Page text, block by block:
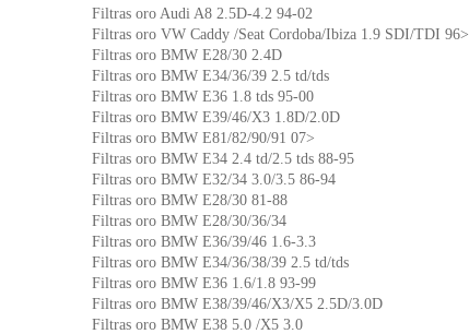
Filtras oro Audi A8 2.5D-4.2 94-02
Filtras oro VW Caddy /Seat Cordoba/Ibiza 1.9 SDI/TDI 96>
Filtras oro BMW E28/30 2.4D
Filtras oro BMW E34/36/39 2.5 td/tds
Filtras oro BMW E36 1.8 tds 95-00
Filtras oro BMW E39/46/X3 1.8D/2.0D
Filtras oro BMW E81/82/90/91 07>
Filtras oro BMW E34 2.4 td/2.5 tds 88-95
Filtras oro BMW E32/34 3.0/3.5 86-94
Filtras oro BMW E28/30 81-88
Filtras oro BMW E28/30/36/34
Filtras oro BMW E36/39/46 1.6-3.3
Filtras oro BMW E34/36/38/39 2.5 td/tds
Filtras oro BMW E36 1.6/1.8 93-99
Filtras oro BMW E38/39/46/X3/X5 2.5D/3.0D
Filtras oro BMW E38 5.0 /X5 3.0